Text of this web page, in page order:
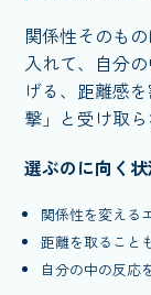
関係性そのも
入れて、自分
げる、距離感
撃」と受け取
選ぶのに向く
関係性を変える
距離を取ること
自分の中の反応